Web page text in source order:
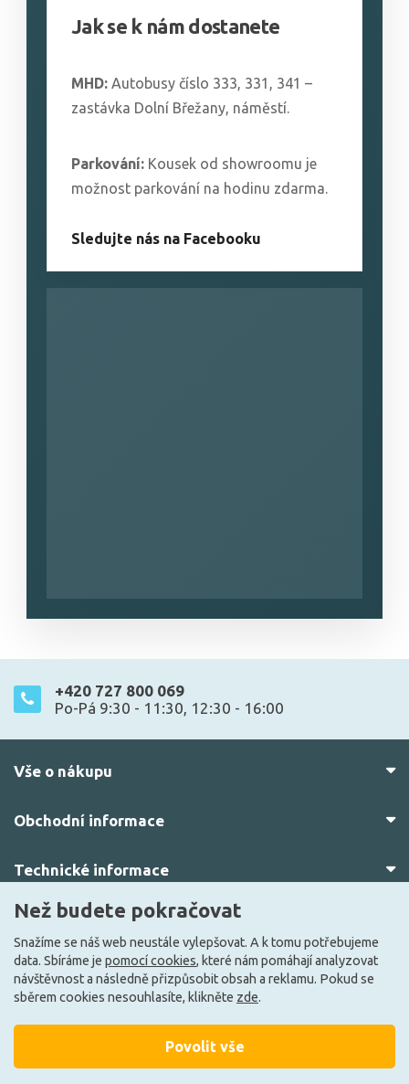
Jak se k nám dostanete
MHD: Autobusy číslo 333, 331, 341 –
zastávka Dolní Břežany, náměstí.
Parkování: Kousek od showroomu je
možnost parkování na hodinu zdarma.
Sledujte nás na Facebooku
+420 727 800 069
Po-Pá 9:30 - 11:30, 12:30 - 16:00
Vše o nákupu
Obchodní informace
Technické informace
O nás
Než budete pokračovat
Snažíme se náš web neustále vylepšovat. A k tomu potřebujeme
data. Sbíráme je pomocí cookies, které nám pomáhají analyzovat
návštěvnost a následně přizpůsobit obsah a reklamu. Pokud se
sběrem cookies nesouhlasíte, klikněte zde.
Povolit vše